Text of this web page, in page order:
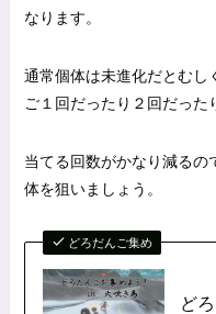
なります。
通常個体は未進化だとむし
ご１回だったり２回だった
当てる回数がかなり減るの
体を狙いましょう。
どろだんご集め
ど